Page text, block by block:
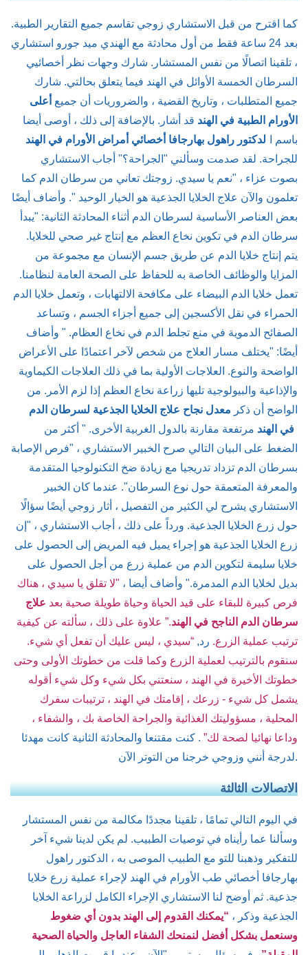
كما اقترح من قبل الاستشاري زوجي تقاسم جميع التقارير الطبية.
بعد 24 ساعة فقط من أول محادثة مع الهندي ميد جورو استشاري
، تلقينا اتصالًا من نفس المستشار. شارك وجهات نظر أخصائيي
السرطان الخمسة الأوائل في الهند فيما يتعلق بحالتي. شارك
جميع المتطلبات ، وتاريخ القضية ، والضروريات أن جميع أعلى
الأورام الطبية في الهند قد أشار. بالإضافة إلى ذلك ، أوصى أيضا
باسم ا
لدكتور راهول بهارجافا أخصائي أمراض الأورام في الهند
للجراحة. لقد صدمت وسألني "الجراحة؟" أجاب الاستشاري
بصوت عزاء ، "نعم يا سيدي. زوجتك تعاني من سرطان الدم كما
تعلمون والآن علاج الخلايا الجذعية هو الخيار الوحيد ". وأضاف أيضًا
بعض العناصر الأساسية لسرطان الدم أثناء المحادثة الثانية: "يبدأ
سرطان الدم في تكوين نخاع العظم مع إنتاج غير صحي للخلايا.
يتم إنتاج خلايا الدم عن طريق جسم الإنسان مع مجموعة من
المزايا والوظائف الخاصة به للحفاظ على الصحة العامة لنظامنا.
تعمل خلايا الدم البيضاء على مكافحة الالتهابات ، وتعمل خلايا الدم
الحمراء في نقل الأكسجين إلى جميع أجزاء الجسم ، وتساعد
الصفائح الدموية في منع تجلط الدم في نخاع العظام. " وأضاف
أيضًا: "يختلف مسار العلاج من شخص لآخر اعتمادًا على الأعراض
الواضحة والنوع. العلاجات الأولية بما في ذلك العلاجات الكيماوية
والإذاعية والبيولوجية تليها زراعة نخاع العظم إذا لزم الأمر. من
الواضح أن ذكر معدل نجاح علاج الخلايا الجذعية لسرطان الدم
في الهند مرتفعة مقارنة بالدول الغربية الأخرى. " أكثر من
الضغط على البيان التالي صرح الخبير الاستشاري ، "فرص الإصابة
بسرطان الدم تزداد تدريجيا مع زيادة ضخ التكنولوجيا المتقدمة
والمعرفة المتعمقة حول نوع السرطان". عندما كان الخبير
الاستشاري يشرح لي الكثير من التفصيل ، أثار زوجي أيضًا سؤالًا
حول زرع الخلايا الجذعية. ورداً على ذلك ، أجاب الاستشاري ، "إن
زرع الخلايا الجذعية هو إجراء يميل فيه المريض إلى الحصول على
خلايا سليمة لتكوين الدم من عملية زرع من أجل الحصول على
بديل لخلايا الدم المدمرة." وأضاف أيضا ، "لا تقلق يا سيدي ، هناك
فرص كبيرة للبقاء على قيد الحياة وحياة طويلة صحية بعد علاج
سرطان الدم الناجح في الهند.” علاوة على ذلك ، سألته عن كيفية
ترتيب عملية الزرع. رد, “سيدي ، ليس عليك أن تفعل أي شيء.
سنقوم بالترتيب لعملية الزرع وكما قلت من خطوتك الأولى وحتى
خطوتك الأخيرة في الهند ، سنعتني بكل شيء وكل شيء أقوله
يشمل كل شيء - زرعك ، إقامتك في الهند ، ترتيبات سفرك
المحلية ، مسؤوليتك الغذائية والجراحة الخاصة بك ، والشفاء ،
وداعا نهائيا لصحة لك” . كنت مقتنعا والمحادثة الثانية كانت مهدئا
لدرجة أنني وزوجي خرجنا من التوتر الآن.
الاتصالات الثالثة
في اليوم التالي تمامًا ، تلقينا مجددًا مكالمة من نفس المستشار
وسألنا عما رأيناه في توصيات الطبيب. لم يكن لدينا شيء آخر
للتفكير وذهبنا للتو مع الطبيب الموصى به ، الدكتور راهول
بهارجافا أخصائي طب الأورام في الهند لإجراء عملية زرع خلايا
جذعية. ثم أوضح لنا الاستشاري الإجراء الكامل لزراعة الخلايا
الجذعية وذكر ، “يمكنك القدوم إلى الهند بدون أي ضغوط
وسنعمل بشكل أفضل لنمنحك الشفاء العاجل والحياة الصحية